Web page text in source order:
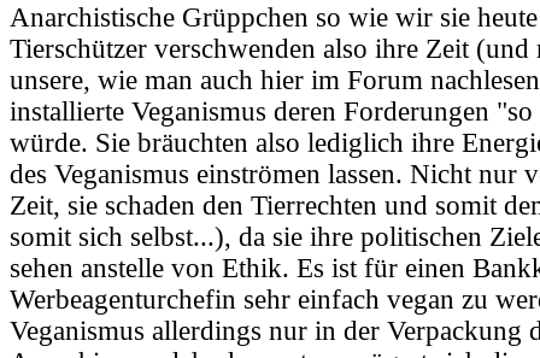
Anarchistische Grüppchen so wie wir sie
Tierschützer verschwenden also ihre Zeit (und
unsere, wie man auch hier im Forum
installierte Veganismus deren Forderungen
würde. Sie bräuchten also lediglich ihre
des Veganismus einströmen lassen. Nicht nur
Zeit, sie schaden den Tierrechten und somit
somit sich selbst...), da sie ihre politischen
sehen anstelle von Ethik. Es ist für einen
Werbeagenturchefin sehr einfach vegan zu
Veganismus allerdings nur in der Verpackung